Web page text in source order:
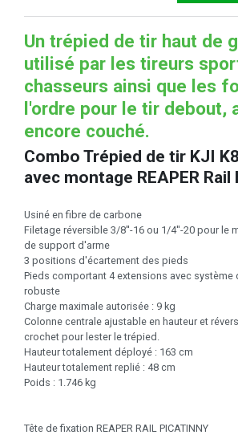
Un trépied de tir haut de
utilisé par les tireurs
chasseurs ainsi que les
l'ordre pour le tir debout,
encore couché.
Combo Trépied de tir KJI
avec montage REAPER
Usiné en fibre de carbone
Filetage réversible 3/8''-16 ou 1/4''-20 pour le
de support d'arme
3 positions d'écartement des pieds
Pieds comportant 4 extensions avec système
robuste
Charge maximale autorisée : 9 kg
Colonne centrale ajustable en hauteur et
crochet pour lester le trépied.
Hauteur totalement déployé : 163 cm
Hauteur totalement replié : 48 cm
Poids : 1.746 kg
Tête de fixation REAPER RAIL PICATINNY